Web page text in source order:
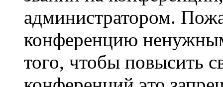
администратором.
конференцию
того, чтобы повысить